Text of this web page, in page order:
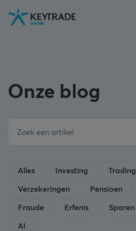
Naar
navigatie
Naar
aanmelden
Naar
inhoud
Onze blog
Alles Investing Trading
Verzekeringen
Pensioen
Fraude
Erfenis Sparen
AI